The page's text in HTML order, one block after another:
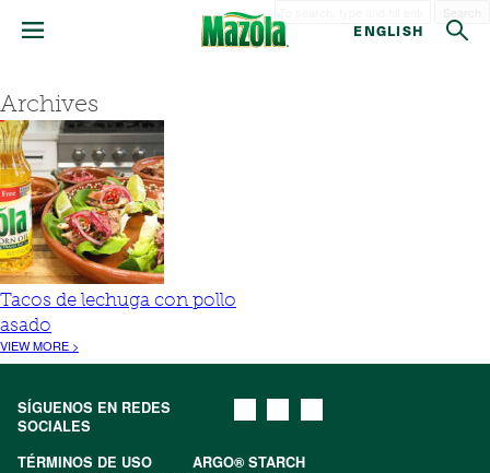
ENGLISH
Archives
Tacos de lechuga con pollo
asado
VIEW MORE >
SÍGUENOS EN REDES
SOCIALES
TÉRMINOS DE USO
ARGO® STARCH